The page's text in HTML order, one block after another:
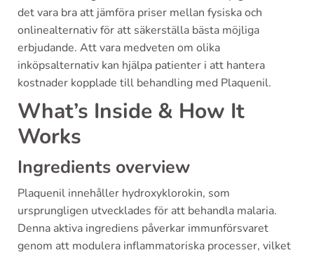
det vara bra att jämföra priser mellan fysiska och
onlinealternativ för att säkerställa bästa möjliga
erbjudande. Att vara medveten om olika
inköpsalternativ kan hjälpa patienter i att hantera
kostnader kopplade till behandling med Plaquenil.
What’s Inside & How It
Works
Ingredients overview
Plaquenil innehåller hydroxyklorokin, som
ursprungligen utvecklades för att behandla malaria.
Denna aktiva ingrediens påverkar immunförsvaret
genom att modulera inflammatoriska processer, vilket